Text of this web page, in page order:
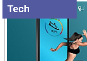
Tech